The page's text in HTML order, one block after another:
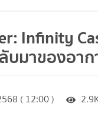
Infinity
บมาของอาก
( 12:00 )